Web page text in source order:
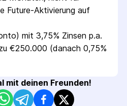
Future-Aktivierung auf
mit 3,75% Zinsen p.a.
€250.000 (danach 0,75%
mit deinen Freunden!